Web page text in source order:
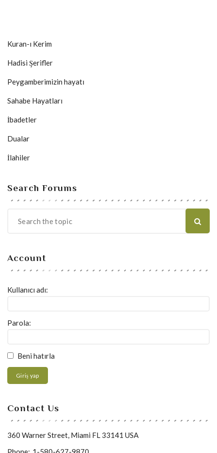
Kuran-ı Kerim
Hadisi Şerifler
Peygamberimizin hayatı
Sahabe Hayatları
İbadetler
Dualar
İlahiler
Search Forums
Account
Kullanıcı adı:
Parola:
Beni hatırla
Giriş yap
Contact Us
360 Warner Street, Miami FL 33141 USA